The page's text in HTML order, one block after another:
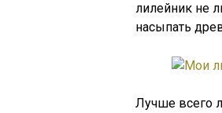
лилейник не
насыпать
Лучше всего